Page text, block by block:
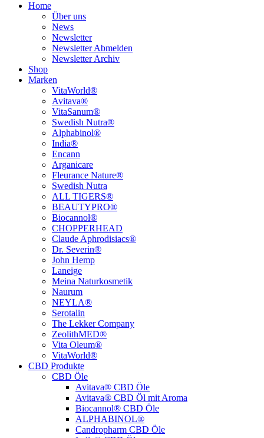
Home
Über uns
News
Newsletter
Newsletter Abmelden
Newsletter Archiv
Shop
Marken
VitaWorld®
Avitava®
VitaSanum®
Swedish Nutra®
Alphabinol®
India®
Encann
Arganicare
Fleurance Nature®
Swedish Nutra
ALL TIGERS®
BEAUTYPRO®
Biocannol®
CHOPPERHEAD
Claude Aphrodisiacs®
Dr. Severin®
John Hemp
Laneige
Meina Naturkosmetik
Naurum
NEYLA®
Serotalin
The Lekker Company
ZeolithMED®
Vita Oleum®
VitaWorld®
CBD Produkte
CBD Öle
Avitava® CBD Öle
Avitava® CBD Öl mit Aroma
Biocannol® CBD Öle
ALPHABINOL®
Candropharm CBD Öle